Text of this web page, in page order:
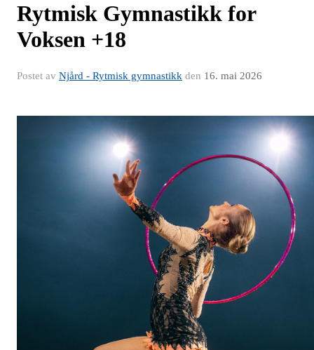
Rytmisk Gymnastikk for
Voksen +18
Postet av Njård - Rytmisk gymnastikk den 16. mai 2026